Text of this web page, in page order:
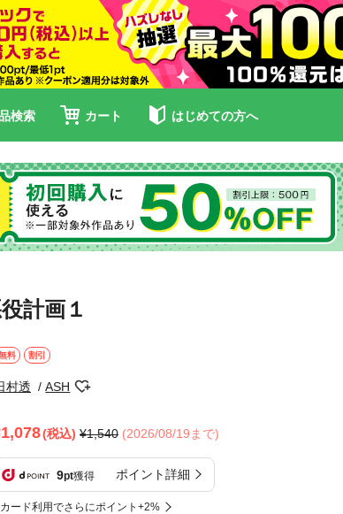
検索 カート はじめての方へ
計画１
料 割引
村透 ASH
1,078(税込) 1,540 (2026/08/19まで)
9pt獲得 ポイント詳細
ード利用でさらにポイント+2%